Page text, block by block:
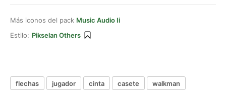
Más iconos del pack Music Audio Ii
Estilo: Pikselan Others
flechas jugador cinta casete walkman